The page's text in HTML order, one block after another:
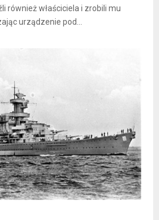
również właściciela i zrobili mu
urządzenie pod...